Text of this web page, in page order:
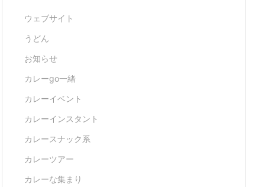
ウェブサイト
うどん
お知らせ
カレーgo一緒
カレーイベント
カレーインスタント
カレースナック系
カレーツアー
カレーな集まり